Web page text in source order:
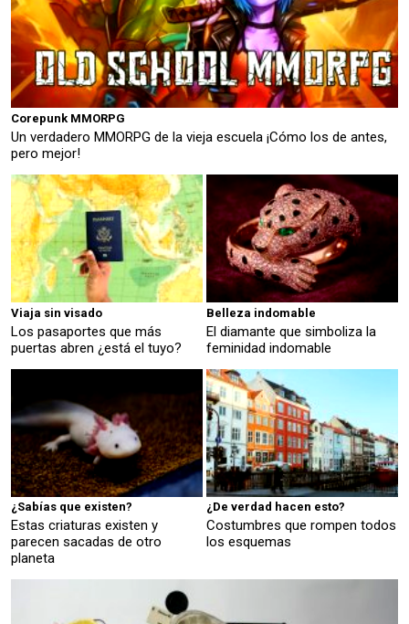
Corepunk MMORPG
Un verdadero MMORPG de la vieja escuela ¡Cómo los de antes,
pero mejor!
Viaja sin visado
Los pasaportes que más
puertas abren ¿está el tuyo?
Belleza indomable
El diamante que simboliza la
feminidad indomable
¿Sabías que existen?
Estas criaturas existen y
parecen sacadas de otro
planeta
¿De verdad hacen esto?
Costumbres que rompen todos
los esquemas